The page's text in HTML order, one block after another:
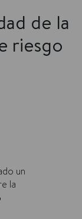
de la
riesgo
un
la